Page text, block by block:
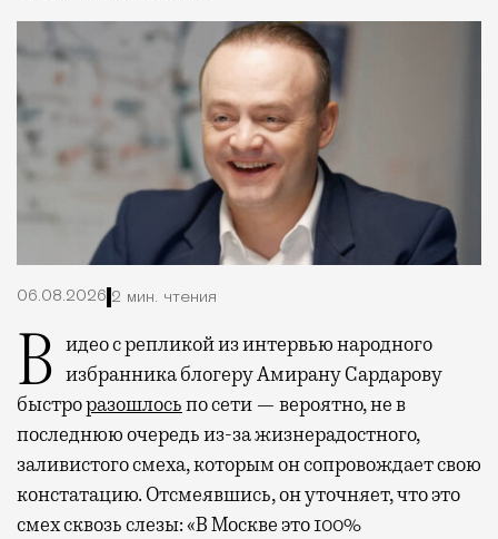
06.08.2026 2 мин. чтения
Видео с репликой из интервью народного избранника блогеру Амирану Сардарову
быстроразошлосьпо сети — вероятно, не в
последнюю очередь из-за жизнерадостного,
заливистого смеха, которым он сопровождает свою
констатацию. Отсмеявшись, он уточняет, что это
смех сквозь слезы: «В Москве это 100%